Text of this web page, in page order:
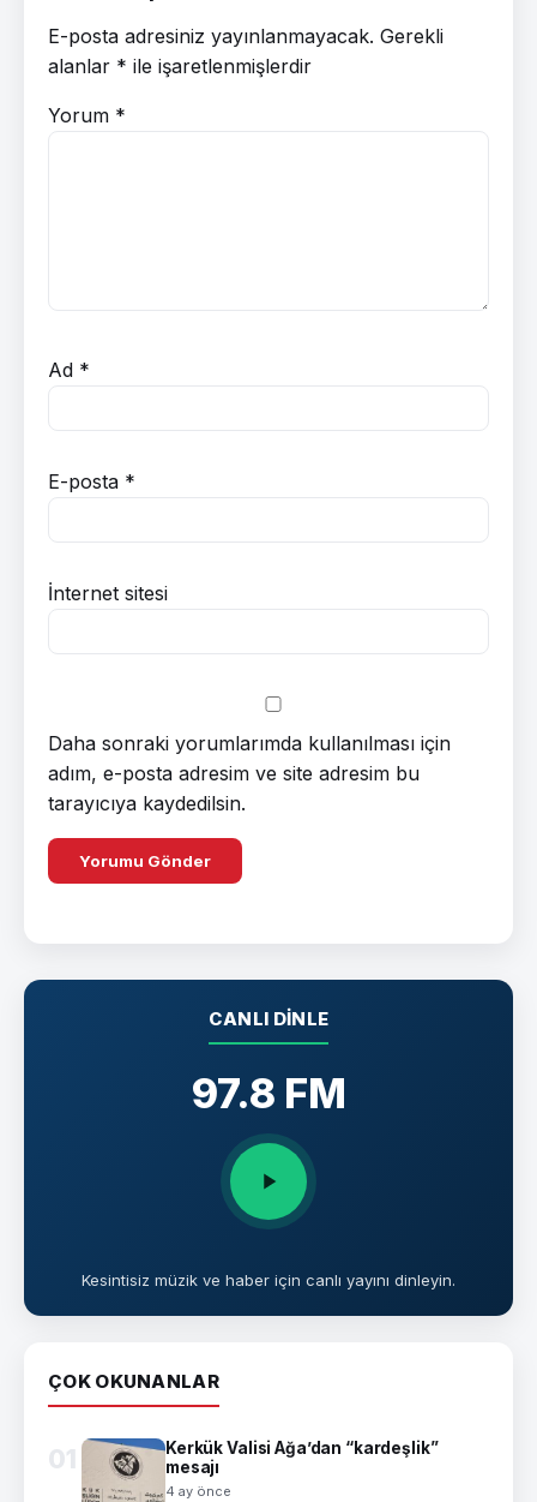
E-posta adresiniz yayınlanmayacak. Gerekli
alanlar * ile işaretlenmişlerdir
Yorum *
Ad *
E-posta *
İnternet sitesi
Daha sonraki yorumlarımda kullanılması için
adım, e-posta adresim ve site adresim bu
tarayıcıya kaydedilsin.
CANLI DINLE
97.8 FM
Kesintisiz müzik ve haber için canlı yayını dinleyin.
ÇOK OKUNANLAR
01
Kerkük Valisi Ağa’dan “kardeşlik”
mesajı
4 ay önce